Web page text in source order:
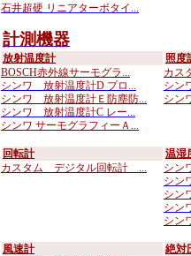
石井超硬 リニアターボタイ...
計測機器
放射温度計
BOSCH赤外線サーモグラ...
シンワ 放射温度計D プロ...
シンワ 放射温度計Ｅ防塵防...
シンワ 放射温度計C レー...
シンワ サーモグラフィーＡ...
照度
カス
シン
シン
回転計
カスタム デジタル回転計 ...
温湿
シン
シン
シン
シン
シン
風速計
絶対